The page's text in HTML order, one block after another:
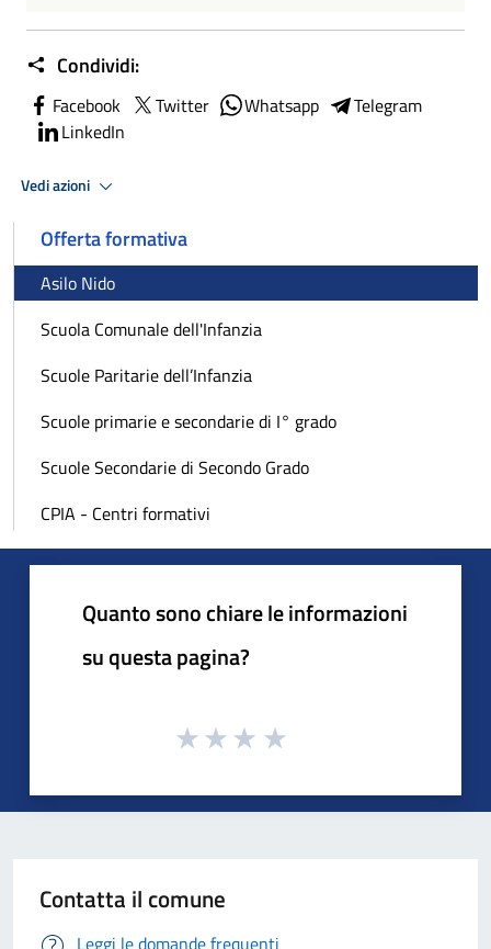
Condividi:
Facebook Twitter Whatsapp
Telegram
LinkedIn
Vedi azioni
Offerta formativa
Asilo Nido
Scuola Comunale dell'Infanzia
Scuole Paritarie dell’Infanzia
Scuole primarie e secondarie di I° grado
Scuole Secondarie di Secondo Grado
CPIA - Centri formativi
Quanto sono chiare le informazioni
su questa pagina?
Contatta il comune
Leggi le domande frequenti